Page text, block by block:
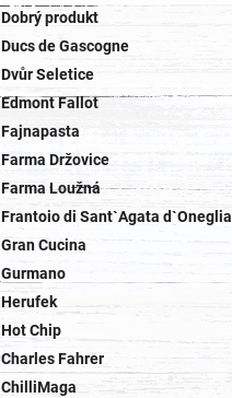
Dobrý produkt
Ducs de Gascogne
Dvůr Seletice
Edmont Fallot
Fajnapasta
Farma Držovice
Farma Loužná
Frantoio di Sant`Agata d`Oneglia
Gran Cucina
Gurmano
Herufek
Hot Chip
Charles Fahrer
ChilliMaga